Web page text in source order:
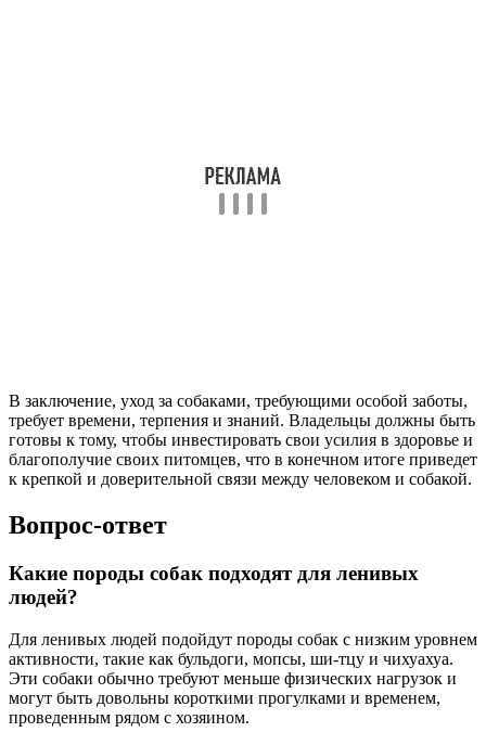
В заключение, уход за собаками, требующими особой заботы,
требует времени, терпения и знаний. Владельцы должны быть
готовы к тому, чтобы инвестировать свои усилия в здоровье и
благополучие своих питомцев, что в конечном итоге приведет
к крепкой и доверительной связи между человеком и собакой.
Вопрос-ответ
Какие породы собак подходят для ленивых
людей?
Для ленивых людей подойдут породы собак с низким уровнем
активности, такие как бульдоги, мопсы, ши-тцу и чихуахуа.
Эти собаки обычно требуют меньше физических нагрузок и
могут быть довольны короткими прогулками и временем,
проведенным рядом с хозяином.